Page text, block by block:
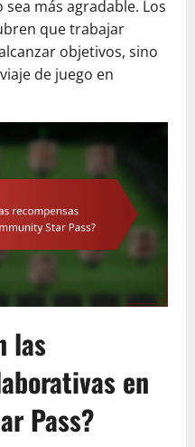
más agradable. Los
que trabajar
objetivos, sino
de juego en
las
en
Pass?